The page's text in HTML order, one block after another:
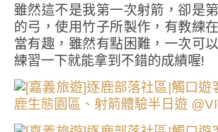
雖然這不是我第一次射箭，卻是
的弓，使用竹子所製作，有教練
當有趣，雖然有點困難，一次可
練習一下就能拿到不錯的成績喔!